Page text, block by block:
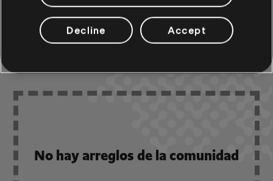
ARREGLOS DE LA
No hay arreglos de la comunidad
Decline Accept